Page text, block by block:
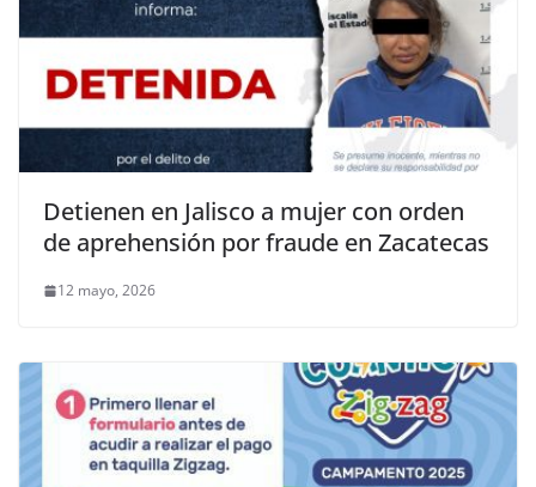
Detienen en Jalisco a mujer con orden
de aprehensión por fraude en Zacatecas
12 mayo, 2026